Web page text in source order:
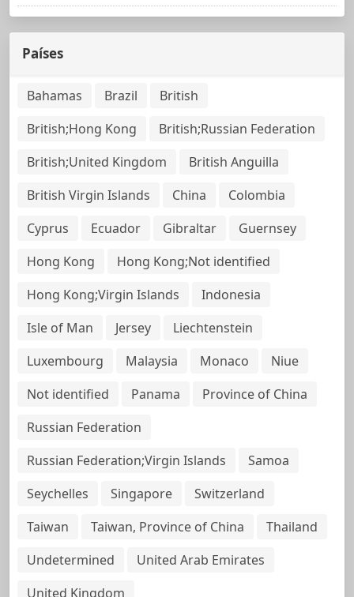
Países
Bahamas Brazil
British
British;Hong Kong
British;Russian Federation
British;United Kingdom
British Anguilla
British Virgin Islands
China
Colombia
Cyprus
Ecuador Gibraltar
Guernsey
Hong Kong
Hong Kong;Not identified
Hong Kong;Virgin Islands
Indonesia
Isle of Man
Jersey
Liechtenstein
Luxembourg
Malaysia Monaco
Niue
Not identified
Panama
Province of China
Russian Federation
Russian Federation;Virgin Islands
Samoa
Seychelles
Singapore
Switzerland
Taiwan
Taiwan, Province of China
Thailand
Undetermined
United Arab Emirates
United Kingdom